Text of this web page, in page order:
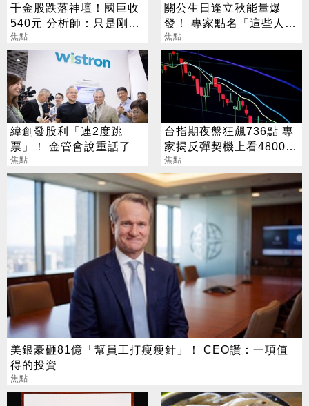
千金股跌落神壇！國巨收
540元 分析師：只是剛開
始
焦點
關公生日逢立秋能量爆
發！ 專家點名「這些人」
別亂拜
焦點
緯創發股利「連2度跳
票」！ 金管會說重話了
焦點
台指期夜盤狂飆736點 專
家揭反彈契機上看48000
點
焦點
美銀豪砸81億「幫員工打瘦瘦針」！ CEO讚：一項值
得的投資
焦點